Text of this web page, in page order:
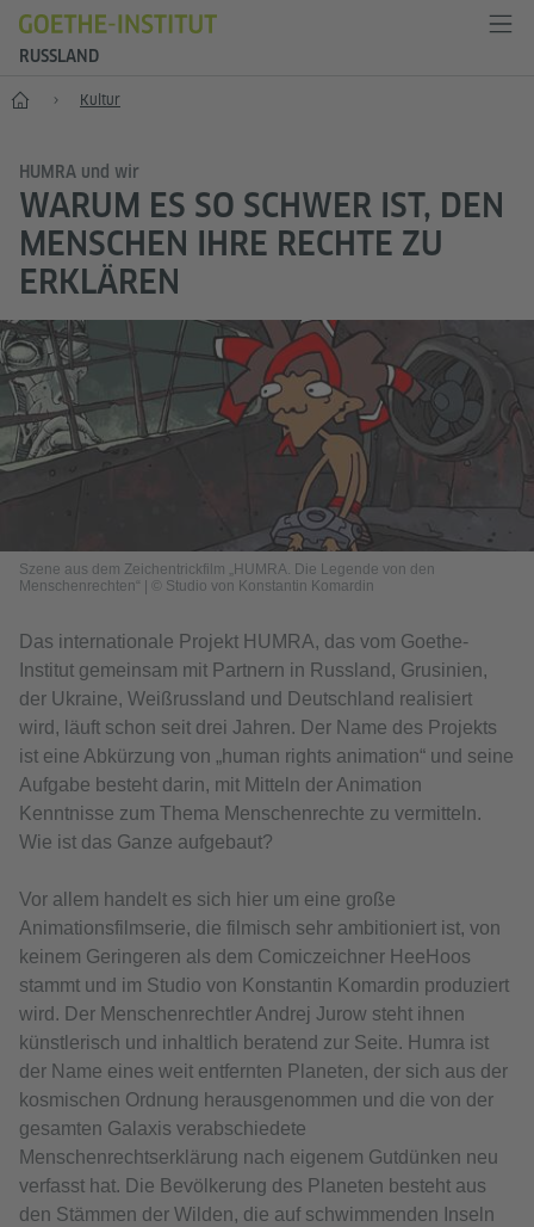
RUSSLAND
Start Kultur
HUMRA und wir
WARUM ES SO SCHWER IST, DEN
MENSCHEN IHRE RECHTE ZU
ERKLÄREN
Szene aus dem Zeichentrickfilm „HUMRA. Die Legende von den
Menschenrechten“
© Studio von Konstantin Komardin
Das internationale Projekt HUMRA, das vom Goethe-
Institut gemeinsam mit Partnern in Russland, Grusinien,
der Ukraine, Weißrussland und Deutschland realisiert
wird, läuft schon seit drei Jahren. Der Name des Projekts
ist eine Abkürzung von „human rights animation“ und seine
Aufgabe besteht darin, mit Mitteln der Animation
Kenntnisse zum Thema Menschenrechte zu vermitteln.
Wie ist das Ganze aufgebaut?
Vor allem handelt es sich hier um eine große
Animationsfilmserie, die filmisch sehr ambitioniert ist, von
keinem Geringeren als dem Comiczeichner HeeHoos
stammt und im Studio von Konstantin Komardin produziert
wird. Der Menschenrechtler Andrej Jurow steht ihnen
künstlerisch und inhaltlich beratend zur Seite. Humra ist
der Name eines weit entfernten Planeten, der sich aus der
kosmischen Ordnung herausgenommen und die von der
gesamten Galaxis verabschiedete
Menschenrechtserklärung nach eigenem Gutdünken neu
verfasst hat. Die Bevölkerung des Planeten besteht aus
den Stämmen der Wilden, die auf schwimmenden Inseln